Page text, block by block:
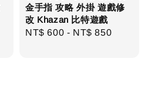
金手指 攻略 外掛 遊戲修
改 Khazan 比特遊戲
Regular
NT$ 600 - NT$ 850